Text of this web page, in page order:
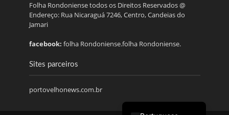
Folha Rondoniense todos os Direitos Reservados @
Endereço: Rua Nicaraguá 7246, Centro, Candeias do
Jamari
facebook: folha Rondoniense.folha Rondoniense.
Sites parceiros
portovelhonews.com.br